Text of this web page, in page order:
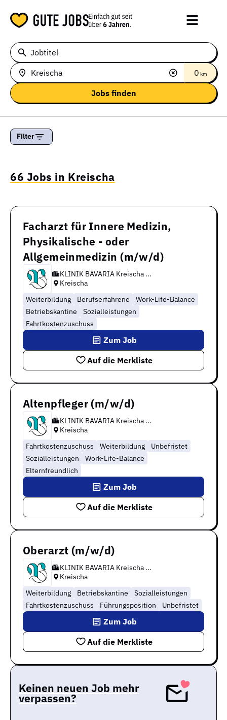
Jobtitel
0 km
Filter
66 Jobs in Kreischa
Facharzt für Innere Medizin,
Physikalische - oder
Allgemeinmedizin (m/w/d)
KLINIK BAVARIA Kreischa ...
Kreischa
Weiterbildung
Berufserfahrene
Work-Life-Balance
Betriebskantine
Sozialleistungen
Fahrtkostenzuschuss
Auf die Merkliste
Zum Job
Altenpfleger (m/w/d)
KLINIK BAVARIA Kreischa ...
Kreischa
Fahrtkostenzuschuss
Weiterbildung
Unbefristet
Sozialleistungen
Work-Life-Balance
Elternfreundlich
Auf die Merkliste
Zum Job
Oberarzt (m/w/d)
KLINIK BAVARIA Kreischa ...
Kreischa
Weiterbildung
Betriebskantine
Sozialleistungen
Fahrtkostenzuschuss
Führungsposition Unbefristet
Auf die Merkliste
Zum Job
Keinen neuen Job mehr
verpassen?